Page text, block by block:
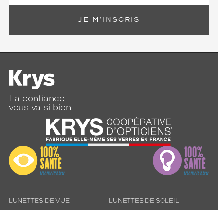
JE M'INSCRIS
La confiance
vous va si bien
LUNETTES DE VUE LUNETTES DE SOLEIL